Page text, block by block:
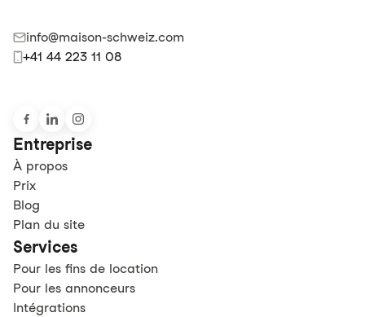
info@maison-schweiz.com
+41 44 223 11 08
Entreprise
À propos
Prix
Blog
Plan du site
Services
Pour les fins de location
Pour les annonceurs
Intégrations